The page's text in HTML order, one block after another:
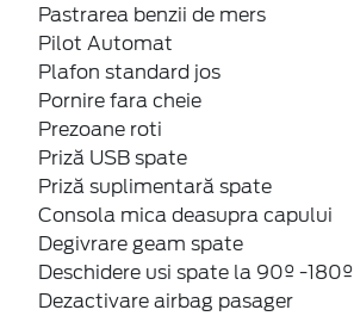
Pastrarea benzii de mers
Pilot Automat
Plafon standard jos
Pornire fara cheie
Prezoane roti
Priză USB spate
Priză suplimentară spate
Consola mica deasupra capului
Degivrare geam spate
Deschidere usi spate la 90º -180º
Dezactivare airbag pasager